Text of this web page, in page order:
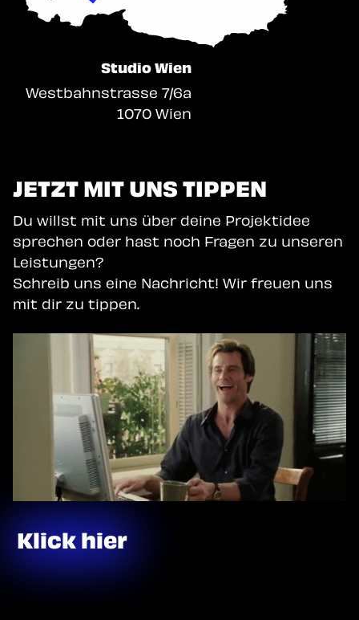
Studio Wien
Westbahnstrasse 7/6a
1070 Wien
JETZT MIT UNS TIPPEN
Du willst mit uns über deine Projektidee
sprechen oder hast noch Fragen zu unseren
Leistungen?
Schreib uns eine Nachricht! Wir freuen uns
mit dir zu tippen.
Klick hier